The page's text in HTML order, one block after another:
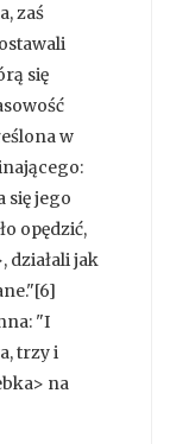
zaś
się
w
się jego
opędzić,
działali jak
"I
trzy i
na